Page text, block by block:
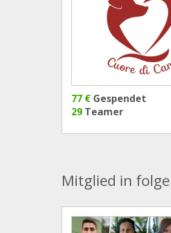
77 € Gespendet
29 Teamer
Mitglied in